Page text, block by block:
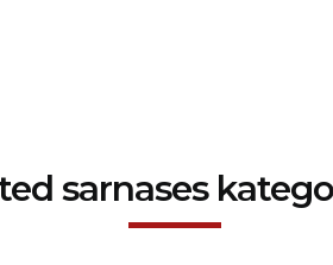
sarnases